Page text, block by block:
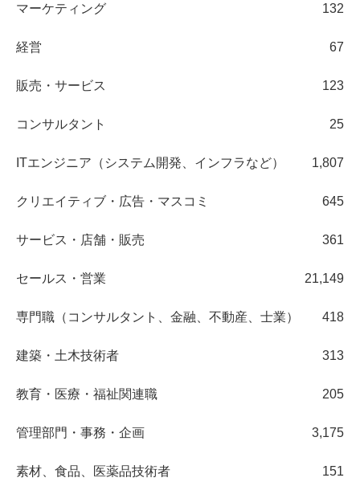
マーケティング 132
経営 67
販売・サービス 123
コンサルタント 25
ITエンジニア（システム開発、インフラなど） 1,807
クリエイティブ・広告・マスコミ 645
サービス・店舗・販売 361
セールス・営業 21,149
専門職（コンサルタント、金融、不動産、士業） 418
建築・土木技術者 313
教育・医療・福祉関連職 205
管理部門・事務・企画 3,175
素材、食品、医薬品技術者 151